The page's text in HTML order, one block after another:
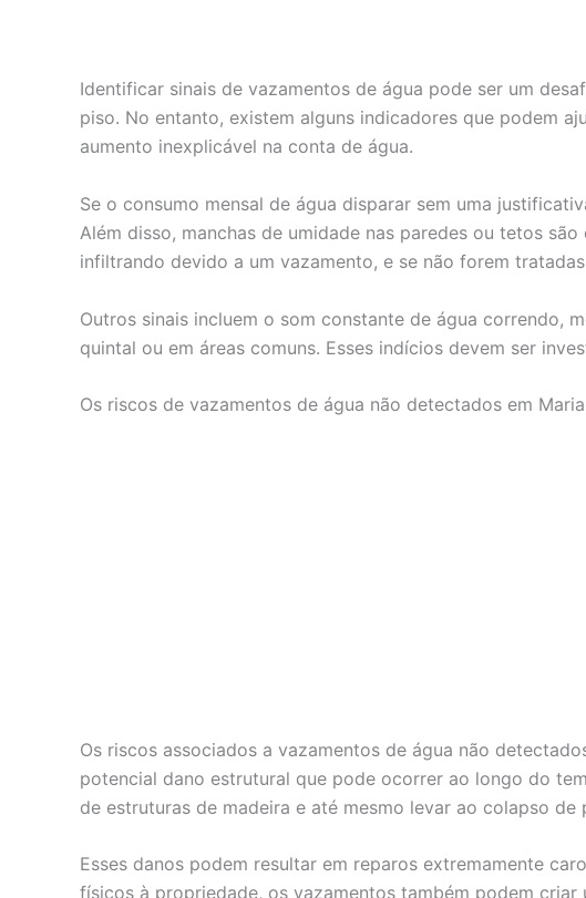
Identificar sinais de vazamentos de água pode ser um
piso. No entanto, existem alguns indicadores que podem
aumento inexplicável na conta de água.
Se o consumo mensal de água disparar sem uma
Além disso, manchas de umidade nas paredes ou tetos
infiltrando devido a um vazamento, e se não forem
Outros sinais incluem o som constante de água correndo,
quintal ou em áreas comuns. Esses indícios devem ser
Os riscos de vazamentos de água não detectados em
Os riscos associados a vazamentos de água não
potencial dano estrutural que pode ocorrer ao longo do
de estruturas de madeira e até mesmo levar ao colapso de
Esses danos podem resultar em reparos extremamente
físicos à propriedade, os vazamentos também podem